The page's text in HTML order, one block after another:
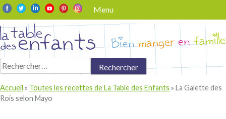
Skip
to
content
Menu
Rechercher :
Accueil » Toutes les recettes de La Table des Enfants » La Galette des
Rois selon Mayo